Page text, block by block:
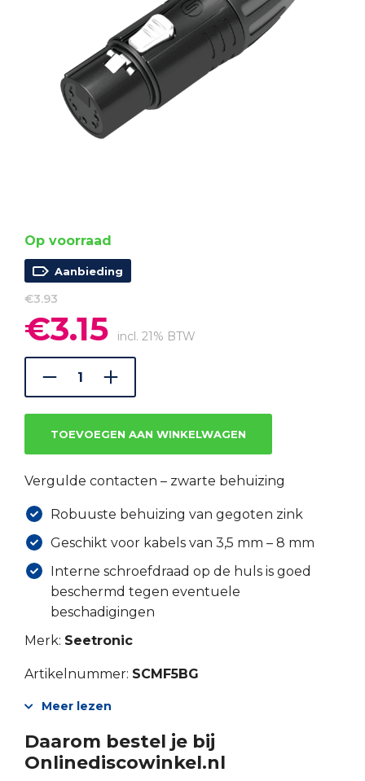
Op voorraad
Aanbieding
€3.93
Oorspronkelijke
prijs
was:
€3.93.
€3.15prijs
is:
€3.15.
incl. 21% BTW
TOEVOEGEN AAN WINKELWAGEN
Vergulde contacten – zwarte behuizing
Robuuste behuizing van gegoten zink
Geschikt voor kabels van 3,5 mm – 8 mm
Interne schroefdraad op de huls is goed
beschermd tegen eventuele
beschadigingen
Merk: Seetronic
Artikelnummer: SCMF5BG
Meer lezen
Daarom bestel je bij
Onlinediscowinkel.nl